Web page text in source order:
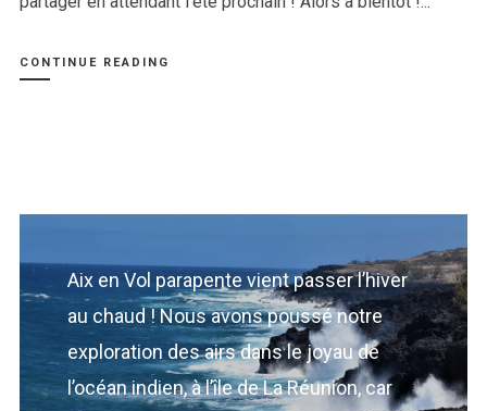
Password *
CONTINUE READING
Aix en Vol parapente vient passer l’hiver
au chaud ! Nous avons poussé notre
exploration des airs dans le joyau de
l’océan indien, à l’île de La Réunion, car